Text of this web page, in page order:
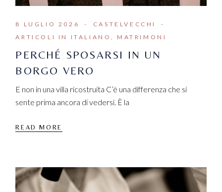
8 LUGLIO 2026
CASTELVECCHI
ARTICOLI IN ITALIANO
MATRIMONI
PERCHÉ SPOSARSI IN UN
BORGO VERO
E non in una villa ricostruita C’è una differenza che si
sente prima ancora di vedersi. È la
READ MORE